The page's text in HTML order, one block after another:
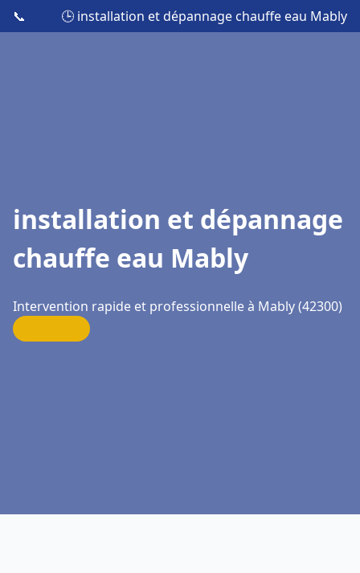
📞 🕒 installation et dépannage chauffe eau Mably
installation et dépannage
chauffe eau Mably
Intervention rapide et professionnelle à Mably (42300)